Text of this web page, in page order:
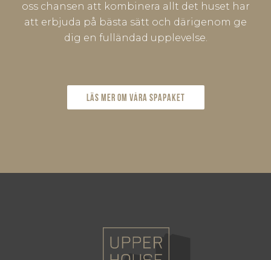
oss chansen att kombinera allt det huset har
att erbjuda på bästa sätt och därigenom ge
dig en fulländad upplevelse.
Läs mer om våra spapaket